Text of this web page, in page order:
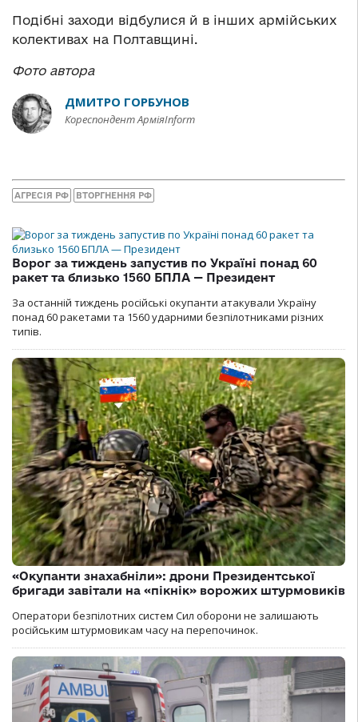
Подібні заходи відбулися й в інших армійських
колективах на Полтавщині.
Фото автора
ДМИТРО ГОРБУНОВ
Кореспондент АрміяInform
АГРЕСІЯ РФ ВТОРГНЕННЯ РФ
Ворог за тиждень запустив по Україні понад 60
ракет та близько 1560 БПЛА — Президент
За останній тиждень російські окупанти атакували Україну
понад 60 ракетами та 1560 ударними безпілотниками різних
типів.
«Окупанти знахабніли»: дрони Президентської
бригади завітали на «пікнік» ворожих штурмовиків
Оператори безпілотних систем Сил оборони не залишають
російським штурмовикам часу на перепочинок.